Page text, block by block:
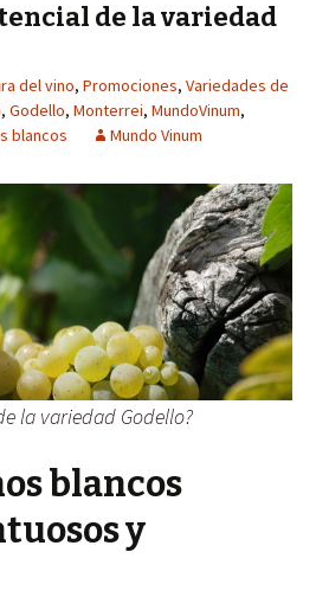
de la variedad
del vino, Promociones, Variedades de
, Godello, Monterrei, MundoVinum,
blancos Mundo Vinum
la variedad Godello?
blancos
y